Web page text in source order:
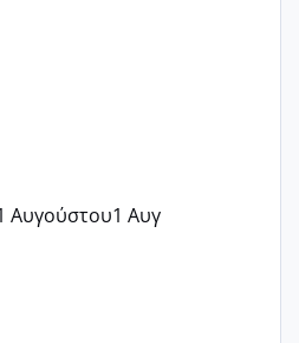
Αυγούστου1 Αυγ